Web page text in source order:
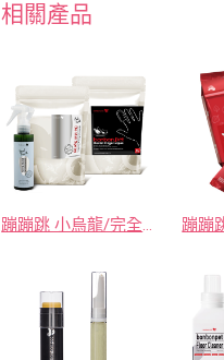
相關產品
蹦蹦跳 小烏龍/完全清新/潔牙噴霧 & 口臭立除 潔牙指套 40入/包